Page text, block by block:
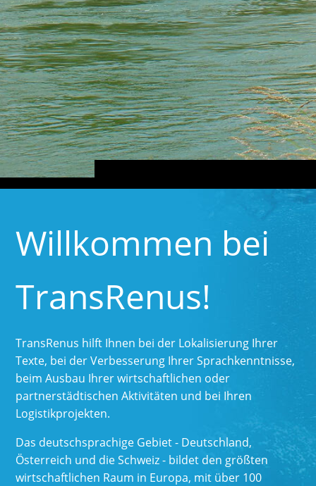
Willkommen bei
TransRenus!
TransRenus hilft Ihnen bei der Lokalisierung Ihrer
Texte, bei der Verbesserung Ihrer Sprachkenntnisse,
beim Ausbau Ihrer wirtschaftlichen oder
partnerstädtischen Aktivitäten und bei Ihren
Logistikprojekten.
Das deutschsprachige Gebiet - Deutschland,
Österreich und die Schweiz - bildet den größten
wirtschaftlichen Raum in Europa, mit über 100